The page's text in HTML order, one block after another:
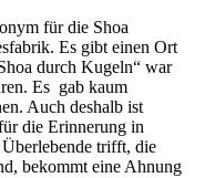
für die Shoa
Es gibt einen Ort
durch Kugeln“ war
Es gab kaum
Auch deshalb ist
die Erinnerung in
trifft, die
bekommt eine Ahnung